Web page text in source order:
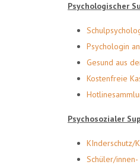
Psychologischer
Psychologin
Gesund aus
Kostenfreie
Psychosozialer
KInderschutz/
Schüler/